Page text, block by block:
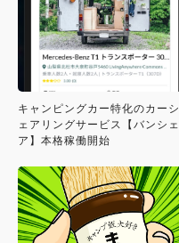
キャンピングカー特化のカーシ
ェアリングサービス【バンシェ
ア】本格稼働開始